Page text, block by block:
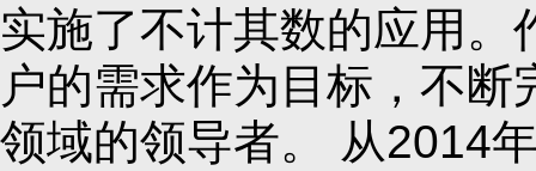
实施了不计其数的应用
户的需求作为目标，不
领域的领导者。 从2014